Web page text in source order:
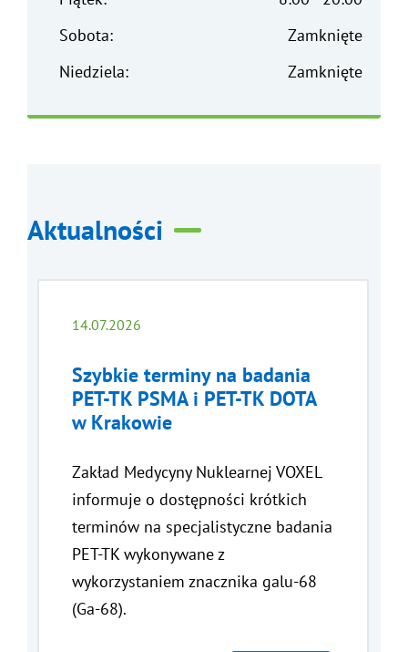
Sobota:
Zamknięte
Niedziela:
Zamknięte
Aktualności
14.07.2026
Szybkie terminy na badania
PET-TK PSMA i PET-TK DOTA
w Krakowie
Zakład Medycyny Nuklearnej VOXEL
informuje o dostępności krótkich
terminów na specjalistyczne badania
PET-TK wykonywane z
wykorzystaniem znacznika galu-68
(Ga-68).